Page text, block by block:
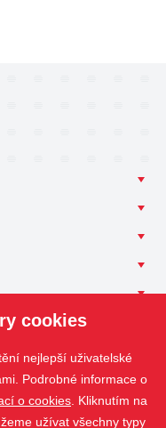
cookies
nejlepší uživatelské
Podrobné informace o
o cookies . Kliknutím na
užívat všechny typy